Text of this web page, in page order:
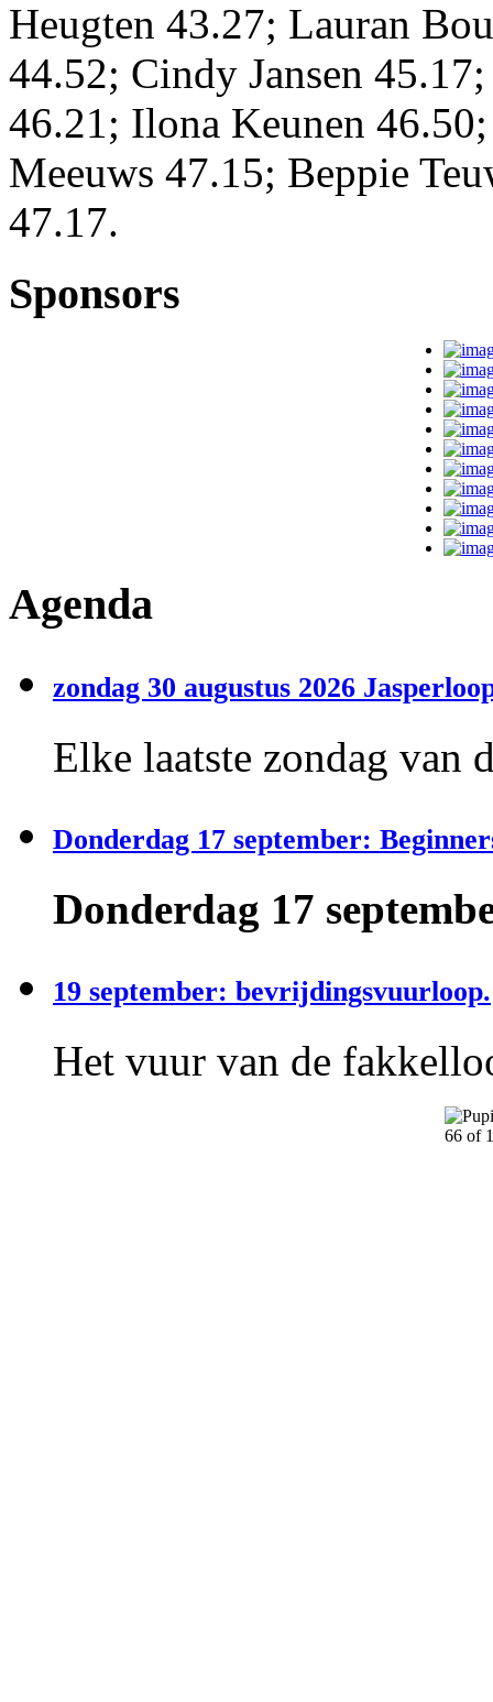
Heugten 43.27; Lauran
44.52; Cindy Jansen
46.21; Ilona Keunen
Meeuws 47.15; Beppie
47.17.
Sponsors
Agenda
zondag 30 augustus 2026
Elke laatste zondag van
Donderdag 17 september:
Donderdag 17
19 september: bevrijdingsvuurloop.
Het vuur van de